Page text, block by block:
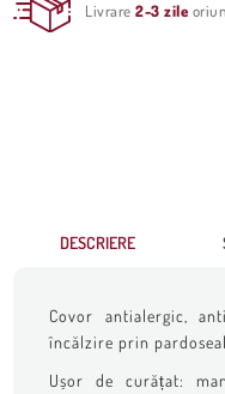
Livrare2-3 zile
DESCRIERE
Covor antialergic,
încălzire prin
Ușor de curățat: